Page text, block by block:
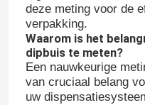
deze meting voor de
verpakking.
Waarom is het
dipbuis te meten?
Een nauwkeurige
van cruciaal belang
uw